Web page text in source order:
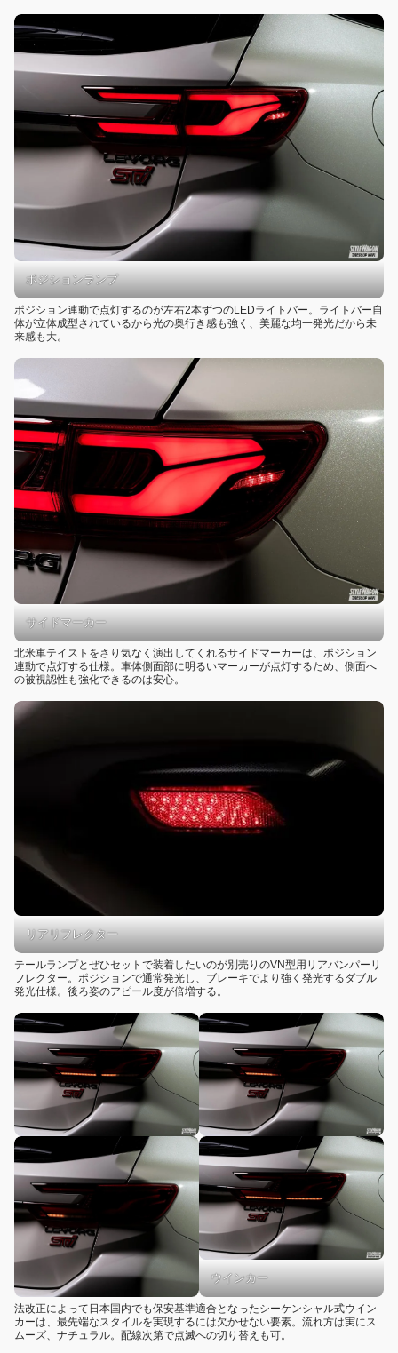
ポジションランプ
ポジション連動で点灯するのが左右2本ずつのLEDライトバー。ライトバー自
体が立体成型されているから光の奥行き感も強く、美麗な均一発光だから未
来感も大。
サイドマーカー
北米車テイストをさり気なく演出してくれるサイドマーカーは、ポジション
連動で点灯する仕様。車体側面部に明るいマーカーが点灯するため、側面へ
の被視認性も強化できるのは安心。
リアリフレクター
テールランプとぜひセットで装着したいのが別売りのVN型用リアバンパーリ
フレクター。ポジションで通常発光し、ブレーキでより強く発光するダブル
発光仕様。後ろ姿のアピール度が倍増する。
ウインカー
法改正によって日本国内でも保安基準適合となったシーケンシャル式ウイン
カーは、最先端なスタイルを実現するには欠かせない要素。流れ方は実にス
ムーズ、ナチュラル。配線次第で点滅への切り替えも可。